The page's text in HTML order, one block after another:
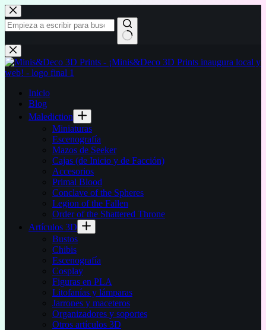
Saltar
al
contenido
Sin
resultados
Inicio
Blog
Malediction
Miniaturas
Escenografía
Mazos de Seeker
Cajas (de Inicio y de Facción)
Accesorios
Primal Blood
Conclave of the Spheres
Legion of the Fallen
Order of the Shattered Throne
Artículos 3D
Bustos
Chibis
Escenografía
Cosplay
Figuras en PLA
Litofanías y lámparas
Jarrones y maceteros
Organizadores y soportes
Otros artículos 3D